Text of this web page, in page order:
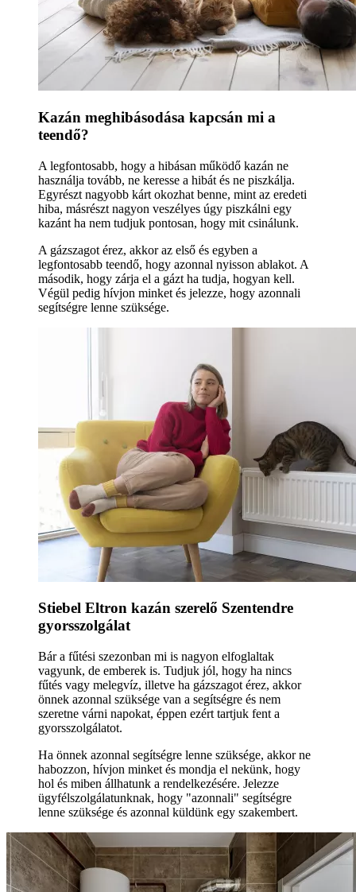
Kazán meghibásodása kapcsán mi a
teendő?
A legfontosabb, hogy a hibásan működő kazán ne
használja tovább, ne keresse a hibát és ne piszkálja.
Egyrészt nagyobb kárt okozhat benne, mint az eredeti
hiba, másrészt nagyon veszélyes úgy piszkálni egy
kazánt ha nem tudjuk pontosan, hogy mit csinálunk.
A gázszagot érez, akkor az első és egyben a
legfontosabb teendő, hogy azonnal nyisson ablakot. A
második, hogy zárja el a gázt ha tudja, hogyan kell.
Végül pedig hívjon minket és jelezze, hogy azonnali
segítségre lenne szüksége.
Stiebel Eltron kazán szerelő Szentendre
gyorsszolgálat
Bár a fűtési szezonban mi is nagyon elfoglaltak
vagyunk, de emberek is. Tudjuk jól, hogy ha nincs
fűtés vagy melegvíz, illetve ha gázszagot érez, akkor
önnek azonnal szüksége van a segítségre és nem
szeretne várni napokat, éppen ezért tartjuk fent a
gyorsszolgálatot.
Ha önnek azonnal segítségre lenne szüksége, akkor ne
habozzon, hívjon minket és mondja el nekünk, hogy
hol és miben állhatunk a rendelkezésére. Jelezze
ügyfélszolgálatunknak, hogy "azonnali" segítségre
lenne szüksége és azonnal küldünk egy szakembert.